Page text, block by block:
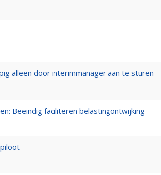
alleen door interimmanager aan te sturen
Beëindig faciliteren belastingontwijking